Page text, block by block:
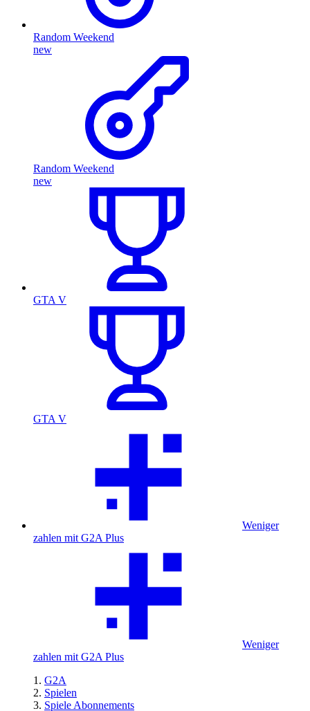
Random Weekend
new
Random Weekend
new
GTA V
GTA V
Weniger
zahlen mit G2A Plus
Weniger
zahlen mit G2A Plus
G2A
Spielen
Spiele Abonnements